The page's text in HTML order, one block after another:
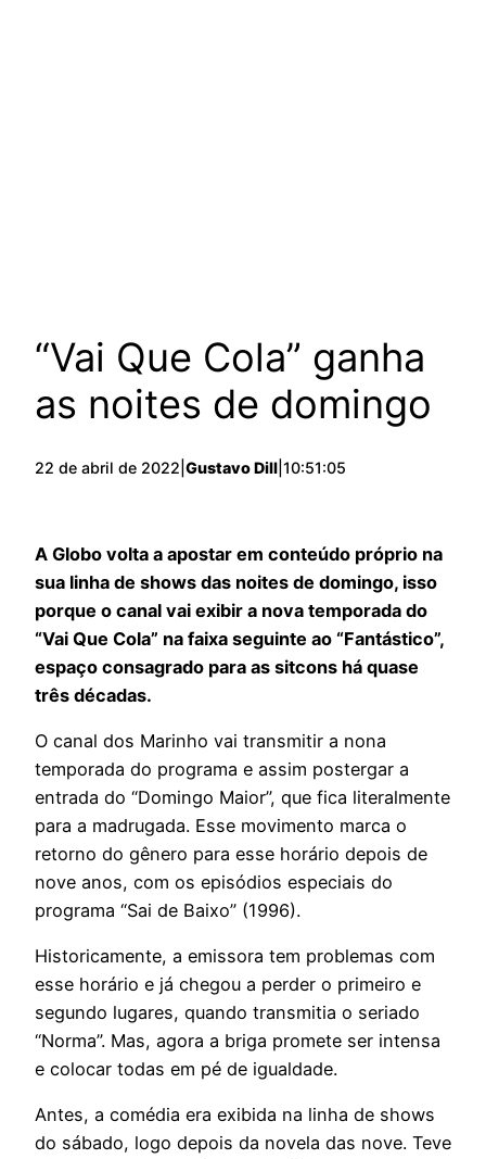
“Vai Que Cola” ganha
as noites de domingo
22 de abril de 2022 Gustavo Dill 10:51:05
A Globo volta a apostar em conteúdo próprio na
sua linha de shows das noites de domingo, isso
porque o canal vai exibir a nova temporada do
“Vai Que Cola” na faixa seguinte ao “Fantástico”,
espaço consagrado para as sitcons há quase
três décadas.
O canal dos Marinho vai transmitir a nona
temporada do programa e assim postergar a
entrada do “Domingo Maior”, que fica literalmente
para a madrugada. Esse movimento marca o
retorno do gênero para esse horário depois de
nove anos, com os episódios especiais do
programa “Sai de Baixo” (1996).
Historicamente, a emissora tem problemas com
esse horário e já chegou a perder o primeiro e
segundo lugares, quando transmitia o seriado
“Norma”. Mas, agora a briga promete ser intensa
e colocar todas em pé de igualdade.
Antes, a comédia era exibida na linha de shows
do sábado, logo depois da novela das nove. Teve